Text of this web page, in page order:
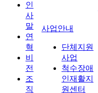
인
사
말
연
혁
비
전
조
직
사업안내
단체지원
사업
척수장애
인재활지
원센터